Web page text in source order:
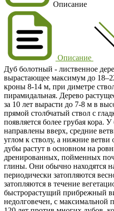
Описание
Описание
Дуб болотный - лиственное
вырастающее максимум до
кроны 8-14 м, при диметре
пирамидальная. Дерево
за 10 лет вырасти до 7-8 м в
прямой столбчатый ствол с
появляется более грубая кора.
направлены вверх, средние
углом к ​​стволу, а нижние
дубы растут в основном на
дренированных, пойменных
глины. Они обычно находятся
периодически затопляются
затопляются в течение
быстрорастущий прибрежный
недолговечен, с максимальной